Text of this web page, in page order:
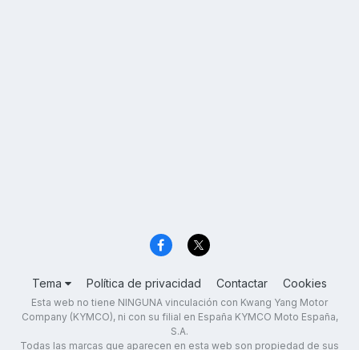
Tema Política de privacidad Contactar Cookies
Esta web no tiene NINGUNA vinculación con Kwang Yang Motor
Company (KYMCO), ni con su filial en España KYMCO Moto España,
S.A.
Todas las marcas que aparecen en esta web son propiedad de sus